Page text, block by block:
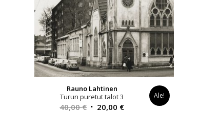
Rauno Lahtinen
Turun puretut talot 3
40,00€ Alkuperäinen
20,00 €Nykyinen
Ale!